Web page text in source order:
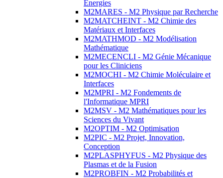
Energies
M2MARES - M2 Physique par Recherche
M2MATCHEINT - M2 Chimie des
Matériaux et Interfaces
M2MATHMOD - M2 Modélisation
Mathématique
M2MECENCLI - M2 Génie Mécanique
pour les Cliniciens
M2MOCHI - M2 Chimie Moléculaire et
Interfaces
M2MPRI - M2 Fondements de
l'Informatique MPRI
M2MSV - M2 Mathématiques pour les
Sciences du Vivant
M2OPTIM - M2 Optimisation
M2PIC - M2 Projet, Innovation,
Conception
M2PLASPHYFUS - M2 Physique des
Plasmas et de la Fusion
M2PROBFIN - M2 Probabilités et